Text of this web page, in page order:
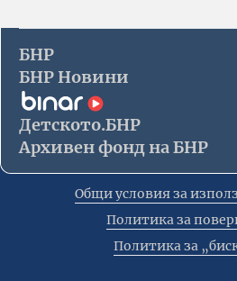
БНР
БНР Новини
Детското.БНР
Архивен фонд на БНР
Общи условия за
Политика за
Политика за